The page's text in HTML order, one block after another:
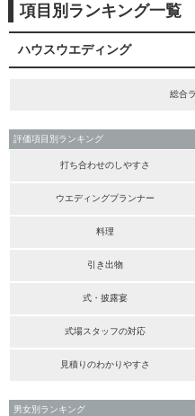
項目別ランキング一覧
ハウスウエディング
総合
評価項目別ランキング
打ち合わせのしやすさ
ウエディングプランナー
料理
引き出物
式・披露宴
式場スタッフの対応
見積りのわかりやすさ
男女別ランキング